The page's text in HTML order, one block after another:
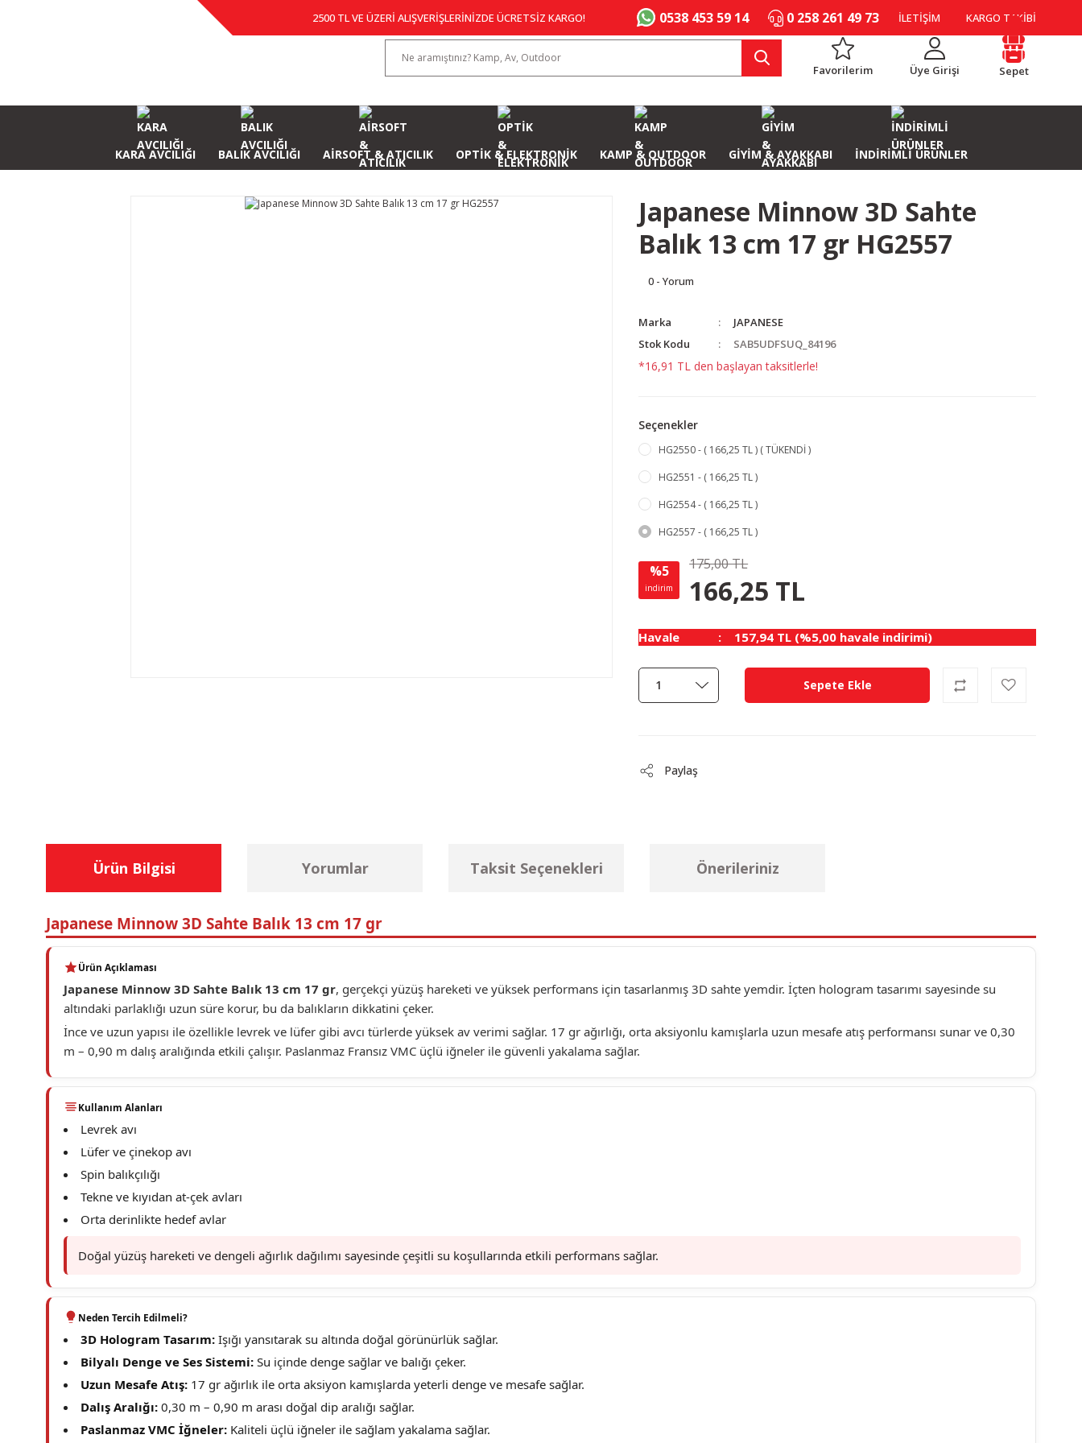
2500 TL VE ÜZERİ ALIŞVERİŞLERİNİZDE ÜCRETSİZ KARGO! 0538 453 59 14 0 258 261 49 73 İLETİŞİM KARGO TAKİBİ
Favorilerim Üye Girişi Sepet
KARA AVCILIĞI BALIK AVCILIĞI AİRSOFT & ATICILIK OPTİK & ELEKTRONİK KAMP & OUTDOOR GİYİM & AYAKKABI İNDİRİMLİ ÜRÜNLER
Japanese Minnow 3D Sahte
Balık 13 cm 17 gr HG2557
0 - Yorum
Marka
JAPANESE
Stok Kodu
SAB5UDFSUQ_84196
*16,91 TL den başlayan taksitlerle!
Seçenekler
HG2550 - ( 166,25 TL ) ( TÜKENDİ )
HG2551 - ( 166,25 TL )
HG2554 - ( 166,25 TL )
HG2557 - ( 166,25 TL )
%5
indirim
175,00 TL
166,25 TL
Havale 157,94 TL (%5,00 havale indirimi)
Sepete Ekle
Paylaş
Ürün Bilgisi Yorumlar Taksit Seçenekleri Önerileriniz
Japanese Minnow 3D Sahte Balık 13 cm 17 gr
Ürün Açıklaması
Japanese Minnow 3D Sahte Balık 13 cm 17 gr, gerçekçi yüzüş hareketi ve yüksek performans için tasarlanmış 3D sahte yemdir. İçten hologram tasarımı sayesinde su
altındaki parlaklığı uzun süre korur, bu da balıkların dikkatini çeker.
İnce ve uzun yapısı ile özellikle levrek ve lüfer gibi avcı türlerde yüksek av verimi sağlar. 17 gr ağırlığı, orta aksiyonlu kamışlarla uzun mesafe atış performansı sunar ve 0,30
m – 0,90 m dalış aralığında etkili çalışır. Paslanmaz Fransız VMC üçlü iğneler ile güvenli yakalama sağlar.
Kullanım Alanları
Levrek avı
Lüfer ve çinekop avı
Spin balıkçılığı
Tekne ve kıyıdan at-çek avları
Orta derinlikte hedef avlar
Doğal yüzüş hareketi ve dengeli ağırlık dağılımı sayesinde çeşitli su koşullarında etkili performans sağlar.
Neden Tercih Edilmeli?
3D Hologram Tasarım: Işığı yansıtarak su altında doğal görünürlük sağlar.
Bilyalı Denge ve Ses Sistemi: Su içinde denge sağlar ve balığı çeker.
Uzun Mesafe Atış: 17 gr ağırlık ile orta aksiyon kamışlarda yeterli denge ve mesafe sağlar.
Dalış Aralığı: 0,30 m – 0,90 m arası doğal dip aralığı sağlar.
Paslanmaz VMC İğneler: Kaliteli üçlü iğneler ile sağlam yakalama sağlar.